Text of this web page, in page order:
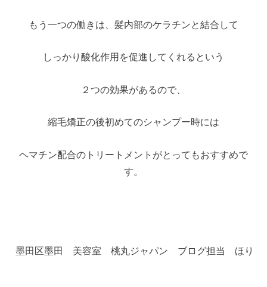
もう一つの働きは、髪内部のケラチンと結合して
しっかり酸化作用を促進してくれるという
２つの効果があるので、
縮毛矯正の後初めてのシャンプー時には
ヘマチン配合のトリートメントがとってもおすすめで
す。
墨田区墨田 美容室 桃丸ジャパン ブログ担当 ほり